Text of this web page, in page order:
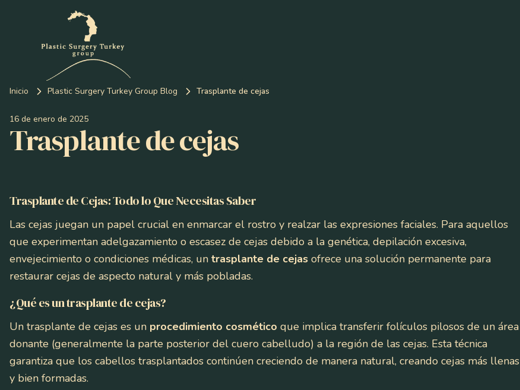
Inicio Plastic Surgery Turkey Group Blog Trasplante de cejas
16 de enero de 2025
Trasplante de cejas
Trasplante de Cejas: Todo lo Que Necesitas Saber
Las cejas juegan un papel crucial en enmarcar el rostro y realzar las expresiones faciales. Para aquellos
que experimentan adelgazamiento o escasez de cejas debido a la genética, depilación excesiva,
envejecimiento o condiciones médicas, un trasplante de cejas ofrece una solución permanente para
restaurar cejas de aspecto natural y más pobladas.
¿Qué es un trasplante de cejas?
Un trasplante de cejas es un procedimiento cosmético que implica transferir folículos pilosos de un área
donante (generalmente la parte posterior del cuero cabelludo) a la región de las cejas. Esta técnica
garantiza que los cabellos trasplantados continúen creciendo de manera natural, creando cejas más llenas
y bien formadas.